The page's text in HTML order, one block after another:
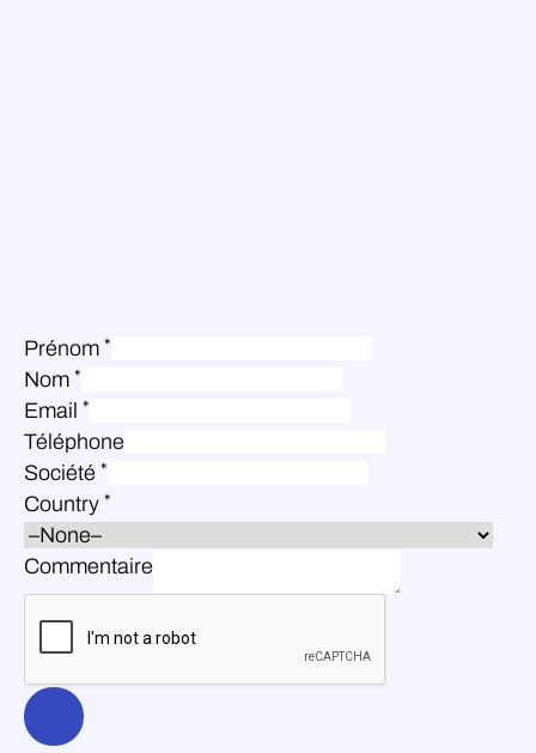
Prénom *
Nom *
Email *
Téléphone
Société *
Country *
Commentaire